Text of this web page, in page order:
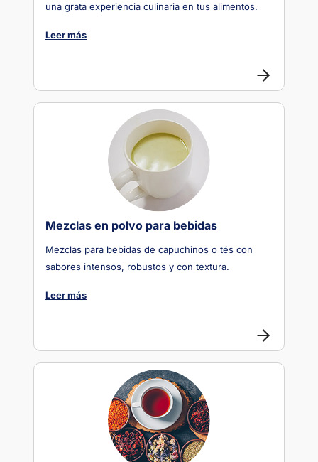
una grata experiencia culinaria en tus alimentos.
Leer más
Mezclas en polvo para bebidas
Mezclas para bebidas de capuchinos o tés con
sabores intensos, robustos y con textura.
Leer más